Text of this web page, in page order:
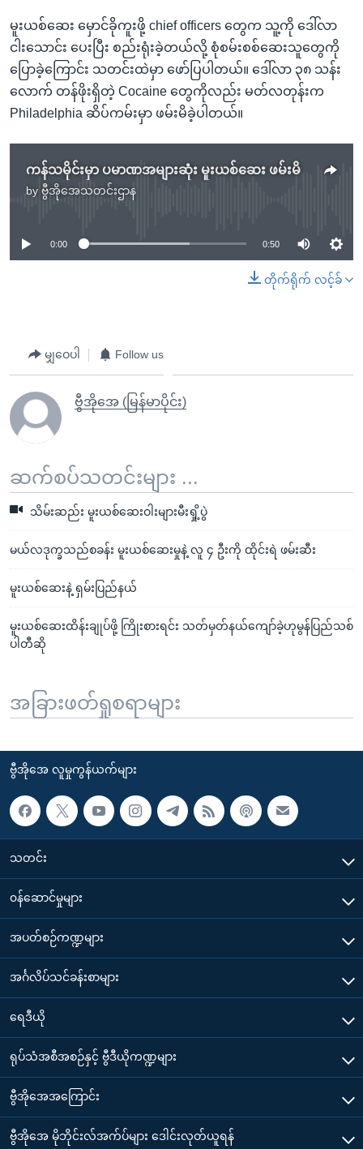
မူးယစ်ဆေး မှောင်ခိုကူးဖို့ chief officers တွေက သူ့ကို ဒေါ်လာ
ငါးသောင်း ပေးပြီး စည်းရုံးခဲ့တယ်လို့ စုံစမ်းစစ်ဆေးသူတွေကို
ပြောခဲ့ကြောင်း သတင်းထဲမှာ ဖော်ပြပါတယ်။ ဒေါ်လာ ၃၈ သန်း
လောက် တန်ဖိုးရှိတဲ့ Cocaine တွေကိုလည်း မတ်လတုန်းက
Philadelphia ဆိပ်ကမ်းမှာ ဖမ်းမိခဲ့ပါတယ်။
ကန်သမိုင်းမှာ ပမာဏအများဆုံး မူးယစ်ဆေး ဖမ်းမိ
by ဗွီအိုအေသတင်းဌာန
No media source currently available
0:00 0:50
တိုက်ရိုက် လင့်ခ်
မျှဝေပါ Follow us
ဗွီအိုအေ (မြန်မာပိုင်း)
ဆက်စပ်သတင်းများ ...
သိမ်းဆည်း မူးယစ်ဆေးဝါးများမီးရှို့ပွဲ
မယ်လဒုက္ခသည်စခန်း မူးယစ်ဆေးမှုနဲ့ လူ ၄ ဦးကို ထိုင်းရဲ ဖမ်းဆီး
မူးယစ်ဆေးနဲ့ ရှမ်းပြည်နယ်
မူးယစ်ဆေးထိန်းချုပ်ဖို့ ကြိုးစားရင်း သတ်မှတ်နယ်ကျော်ခဲ့ဟုမွန်ပြည်သစ်
ပါတီဆို
အခြားဖတ်ရှုစရာများ
ဗွီအိုအေ လူမှုကွန်ယက်များ
သတင်း
၀န်ဆောင်မှုများ
အပတ်စဉ်ကဏ္ဍများ
အင်္ဂလိပ်သင်ခန်းစာများ
ရေဒီယို
ရုပ်သံအစီအစဉ်နှင့် ဗွီဒီယိုကဏ္ဍများ
ဗွီအိုအေအကြောင်း
ဗွီအိုအေ မိုဘိုင်းလ်အက်ပ်များ ဒေါင်းလုတ်ယူရန်